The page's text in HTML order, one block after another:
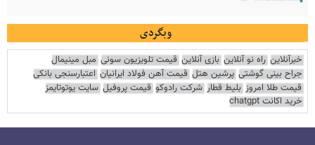
وبگردی
خبرآنلاین راه نو آنلاین بازی آنلاین قیمت تلویزیون سونی مبل مینیمال
جراح بینی گوشتی پرشین هتل قیمت آهن فولاد ایرانیان اعتبارسنجی بانکی
قیمت طلا امروز بلیط قطار شرکت رادوکو قیمت پروفیل سایت یوتوتایمز
خرید اکانت chatgpt